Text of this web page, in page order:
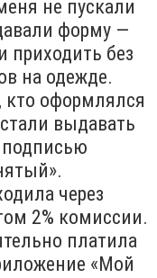
не пускали
форму —
приходить без
на одежде.
кто оформлялся
выдавать
через
2% комиссии.
платила
«Мой